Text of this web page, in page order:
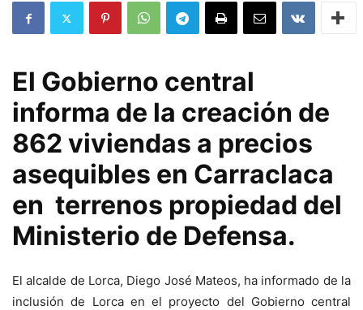
El Gobierno central
informa de la creación de
862 viviendas a precios
asequibles en Carraclaca
en terrenos propiedad del
Ministerio de Defensa.
El alcalde de Lorca, Diego José Mateos, ha informado de la
inclusión de Lorca en el proyecto del Gobierno central